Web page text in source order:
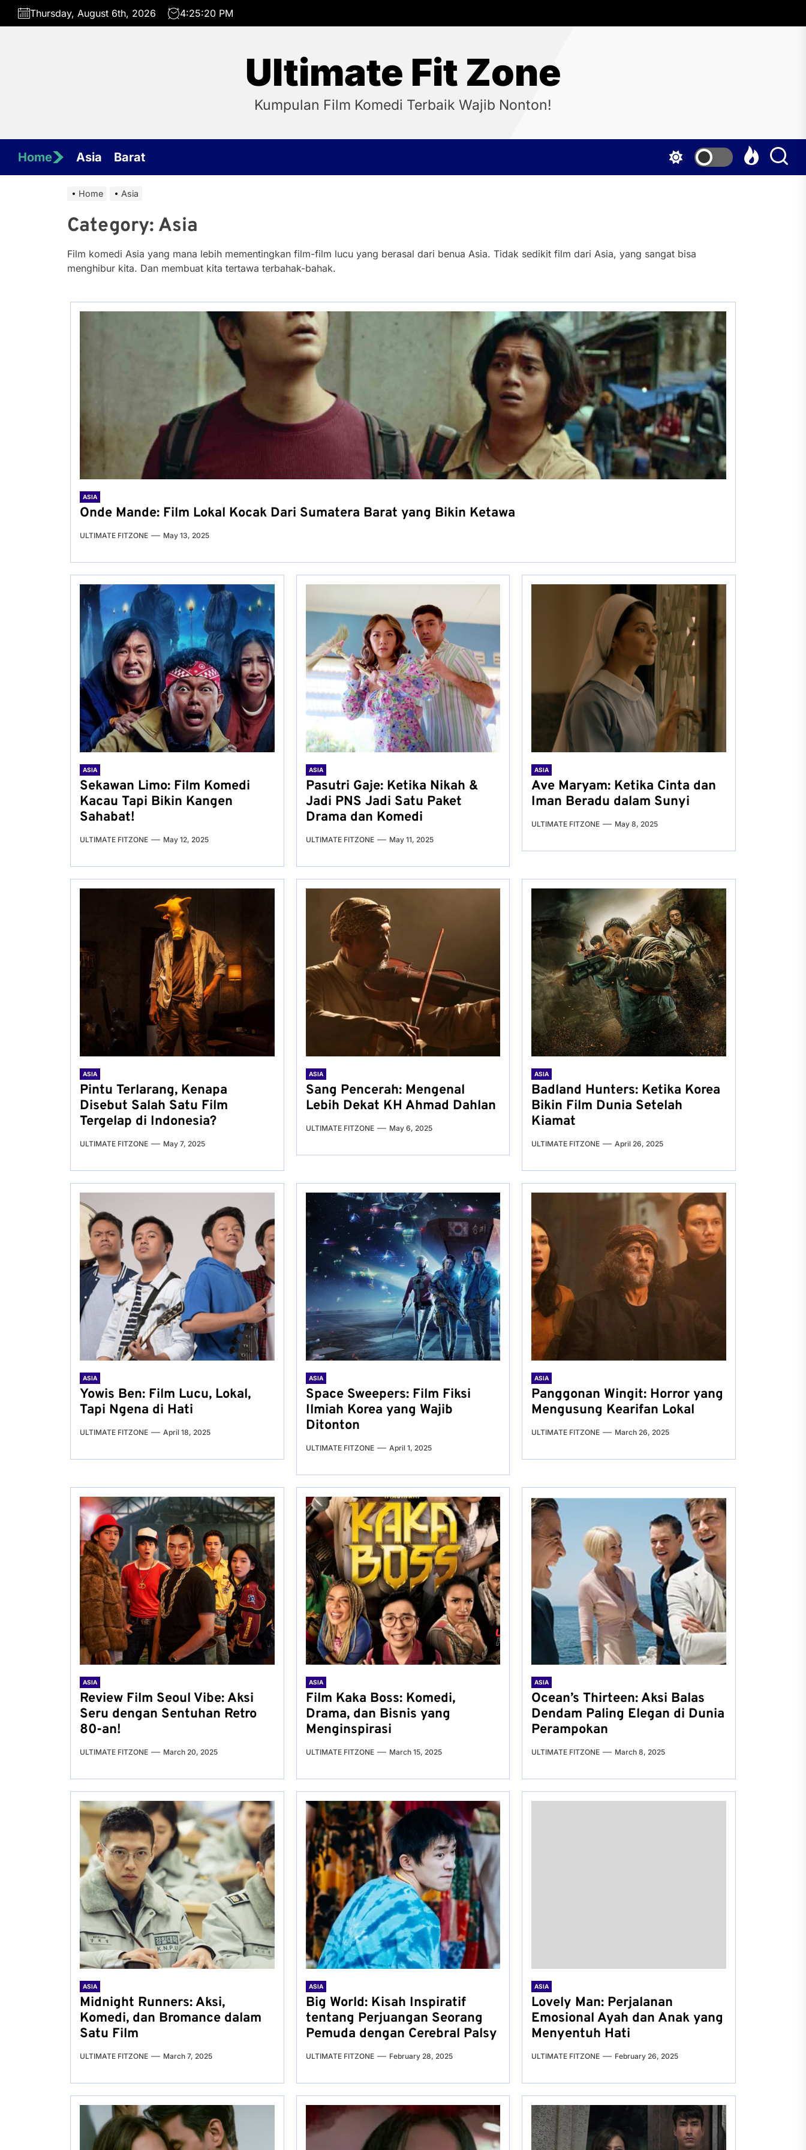
Skip
Thursday, August 6th, 2026 4:25:22 PM
Ultimate Fit Zone
Kumpulan Film Komedi Terbaik Wajib Nonton!
Home Asia Barat
Home Asia
Category: Asia
Film komedi Asia yang mana lebih mementingkan film-film lucu yang berasal dari benua Asia. Tidak sedikit film dari Asia, yang sangat bisa
menghibur kita. Dan membuat kita tertawa terbahak-bahak.
ASIA
Onde Mande: Film Lokal Kocak Dari Sumatera Barat yang Bikin Ketawa
ULTIMATE FITZONE May 13, 2025
ASIA
Sekawan Limo: Film Komedi
Kacau Tapi Bikin Kangen
Sahabat!
ULTIMATE FITZONE May 12, 2025
ASIA
Pasutri Gaje: Ketika Nikah &
Jadi PNS Jadi Satu Paket
Drama dan Komedi
ULTIMATE FITZONE May 11, 2025
ASIA
Ave Maryam: Ketika Cinta dan
Iman Beradu dalam Sunyi
ULTIMATE FITZONE May 8, 2025
ASIA
Pintu Terlarang, Kenapa
Disebut Salah Satu Film
Tergelap di Indonesia?
ULTIMATE FITZONE May 7, 2025
ASIA
Sang Pencerah: Mengenal
Lebih Dekat KH Ahmad Dahlan
ULTIMATE FITZONE May 6, 2025
ASIA
Badland Hunters: Ketika Korea
Bikin Film Dunia Setelah
Kiamat
ULTIMATE FITZONE April 26, 2025
ASIA
Yowis Ben: Film Lucu, Lokal,
Tapi Ngena di Hati
ULTIMATE FITZONE April 18, 2025
ASIA
Space Sweepers: Film Fiksi
Ilmiah Korea yang Wajib
Ditonton
ULTIMATE FITZONE April 1, 2025
ASIA
Panggonan Wingit: Horror yang
Mengusung Kearifan Lokal
ULTIMATE FITZONE March 26, 2025
ASIA
Review Film Seoul Vibe: Aksi
Seru dengan Sentuhan Retro
80-an!
ULTIMATE FITZONE March 20, 2025
ASIA
Film Kaka Boss: Komedi,
Drama, dan Bisnis yang
Menginspirasi
ULTIMATE FITZONE March 15, 2025
ASIA
Ocean’s Thirteen: Aksi Balas
Dendam Paling Elegan di Dunia
Perampokan
ULTIMATE FITZONE March 8, 2025
ASIA
Midnight Runners: Aksi,
Komedi, dan Bromance dalam
Satu Film
ULTIMATE FITZONE March 7, 2025
ASIA
Big World: Kisah Inspiratif
tentang Perjuangan Seorang
Pemuda dengan Cerebral Palsy
ULTIMATE FITZONE February 28, 2025
ASIA
Lovely Man: Perjalanan
Emosional Ayah dan Anak yang
Menyentuh Hati
ULTIMATE FITZONE February 26, 2025